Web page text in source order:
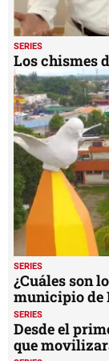
SERIES
Los chismes
SERIES
¿Cuáles son
municipio de
SERIES
Desde el
que